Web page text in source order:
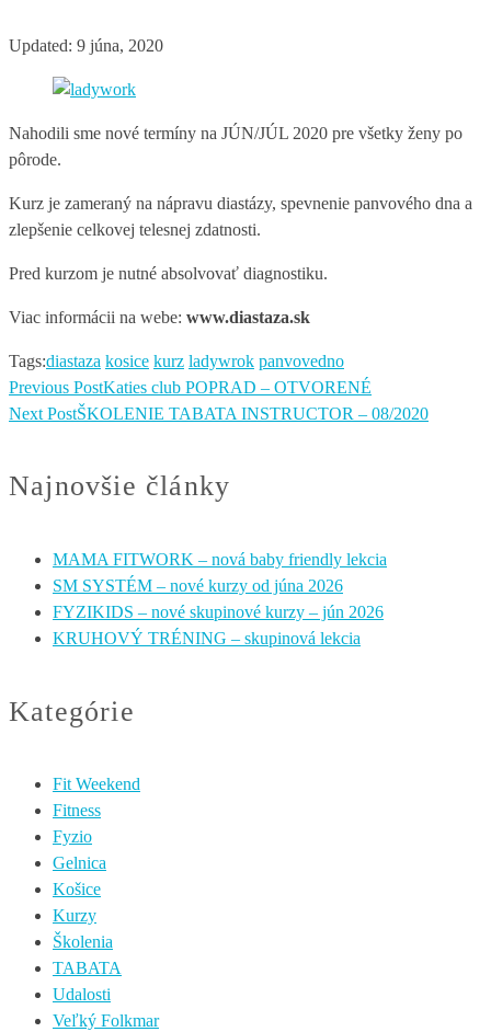
Updated: 9 júna, 2020
Nahodili sme nové termíny na JÚN/JÚL 2020 pre všetky ženy po
pôrode.
Kurz je zameraný na nápravu diastázy, spevnenie panvového dna a
zlepšenie celkovej telesnej zdatnosti.
Pred kurzom je nutné absolvovať diagnostiku.
Viac informácii na webe: www.diastaza.sk
Tags:diastaza kosice kurz ladywrok panvovedno
Previous PostKaties club POPRAD – OTVORENÉ
Next PostŠKOLENIE TABATA INSTRUCTOR – 08/2020
Najnovšie články
MAMA FITWORK – nová baby friendly lekcia
SM SYSTÉM – nové kurzy od júna 2026
FYZIKIDS – nové skupinové kurzy – jún 2026
KRUHOVÝ TRÉNING – skupinová lekcia
Kategórie
Fit Weekend
Fitness
Fyzio
Gelnica
Košice
Kurzy
Školenia
TABATA
Udalosti
Veľký Folkmar